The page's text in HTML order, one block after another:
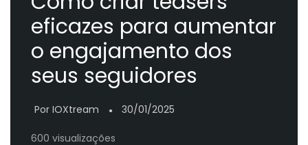
eficazes para aumentar
o engajamento dos
seus seguidores
Por IOXtream ● 30/01/2025
600 visualizações